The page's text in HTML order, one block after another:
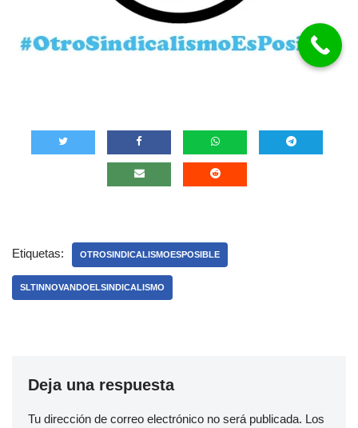
Etiquetas: OTROSINDICALISMOESPOSIBLE
SLTINNOVANDOELSINDICALISMO
Deja una respuesta
Tu dirección de correo electrónico no será publicada. Los